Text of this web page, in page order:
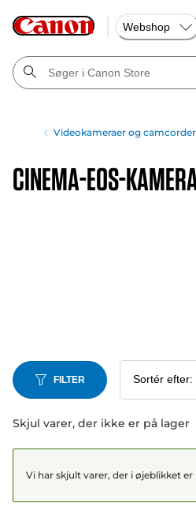
Webshop
Videokameraer og
cinema-eos-
FILTER
Skjul varer, der ikke er på lager
Vi har skjult varer, der i øjeblikket er